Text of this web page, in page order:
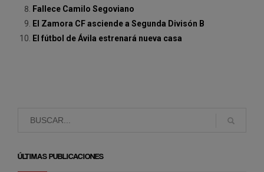
Fallece Camilo Segoviano
El Zamora CF asciende a Segunda Divisón B
El fútbol de Ávila estrenará nueva casa
ÚLTIMAS PUBLICACIONES